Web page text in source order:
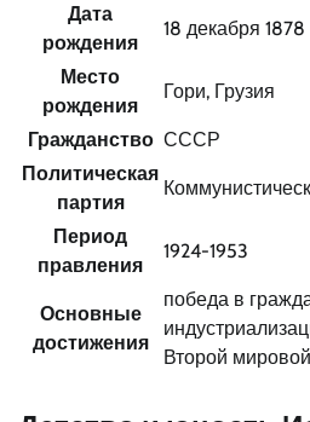
Дата
рождения
18 декабря 1878
Место
рождения
Гори, Грузия
Гражданство СССР
Политическая
партия
Период
правления
1924-1953
Основные
достижения
победа в
Второй